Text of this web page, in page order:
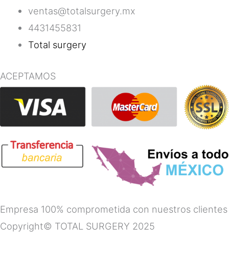
ventas@totalsurgery.mx
4431455831
Total surgery
ACEPTAMOS
Empresa 100% comprometida con nuestros clientes
Copyright© TOTAL SURGERY 2025